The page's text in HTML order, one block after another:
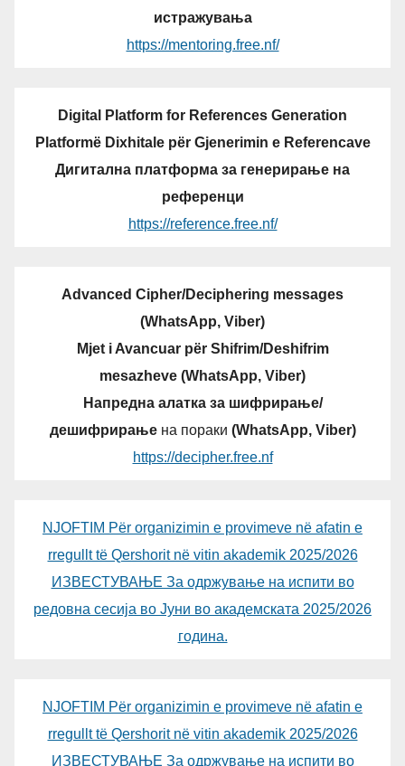
истражувања
https://mentoring.free.nf/
Digital Platform for References Generation
Platformë Dixhitale për Gjenerimin e Referencave
Дигитална платформа за генерирање на
референци
https://reference.free.nf/
Advanced Cipher/Deciphering messages
(WhatsApp, Viber)
Mjet i Avancuar për Shifrim/Deshifrim
mesazheve (WhatsApp, Viber)
Напредна алатка за шифрирање/
дешифрирањена пораки (WhatsApp, Viber)
https://decipher.free.nf
NJOFTIM Për organizimin e provimeve në afatin e
rregullt të Qershorit në vitin akademik 2025/2026
ИЗВЕСТУВАЊЕ За одржување на испити во
редовна сесија во Јуни во академската 2025/2026
година.
NJOFTIM Për organizimin e provimeve në afatin e
rregullt të Qershorit në vitin akademik 2025/2026
ИЗВЕСТУВАЊЕ За одржување на испити во